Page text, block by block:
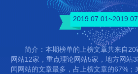
简介：本期榜单的上榜文章共来自
网站12家，重点理论网站5家，地方网站
闻网站的文章最多，占上榜文章的67%；